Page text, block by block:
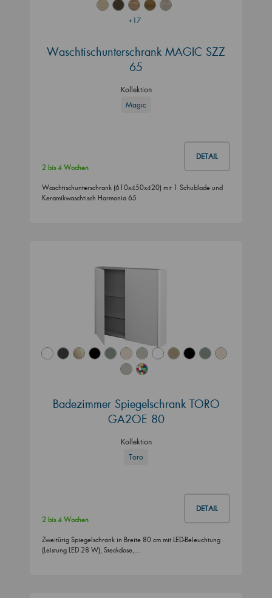
+17
Waschtischunterschrank MAGIC SZZ
65
Kollektion
Magic
DETAIL
2 bis 4 Wochen
Waschtischunterschrank (610x450x420) mit 1 Schublade und
Keramikwaschtisch Harmonia 65
Badezimmer Spiegelschrank TORO
GA2OE 80
Kollektion
Toro
DETAIL
2 bis 4 Wochen
Zweitürig Spiegelschrank in Breite 80 cm mit LED-Beleuchtung
(Leistung LED 28 W), Steckdose,…